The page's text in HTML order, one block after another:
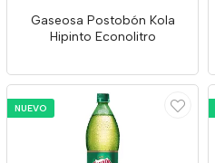
Gaseosa Postobón Kola
Hipinto Econolitro
NUEVO